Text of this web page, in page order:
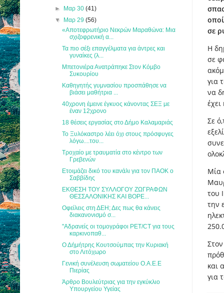
σε
Η
σε
για
να
Σε
Μία
του
την
και
για
► Μαρ 30 (41)
▼ Μαρ 29 (56)
«Αποτεφρωτήριο Νεκρών Μαραθώνα: Μια
σχιζοφρενική α...
Τα πιο σέξι επαγγέλματα για άντρες και
γυναίκες (λ...
Μπετονιέρα Ανατράπηκε Στον Κόμβο
Συκουρίου
Καθηγητής γυμνασίου προσπάθησε να
βιάσει μαθήτρια ...
40χρονη έμεινε έγκυος κάνοντας ΣEΞ με
έναν 12χρονο
18 θέσεις εργασίας στο Δήμο Καλαμαριάς
Το Ξυλόκαστρο λέει όχι στους πρόσφυγες
λόγω....του...
Τροχαίο με τραυματία στο κέντρο των
Γρεβενών
Ετοιμάζει δικό του κανάλι για τον ΠΑΟΚ ο
Σαββίδης
ΕΚΘΕΣΗ ΤΟΥ ΣΥΛΛΟΓΟΥ ΖΩΓΡΑΦΩΝ
ΘΕΣΣΑΛΟΝΙΚΗΣ ΚΑΙ ΒΟΡΕ...
Οφείλεις στη ΔΕΗ; Δες πως θα κάνεις
διακανονισμό σ...
"Αδρανείς οι τομογράφοι PET/CT για τους
καρκινοπαθ...
Ο Δήμήτρης Κουτσούμπας την Κυριακή
στο Λιτόχωρο
Γενική συνέλευση σωματείου Ο.Α.Ε.Ε
Πιερίας
Άρθρο Βουλεύτριας για την εγκύκλιο
Υπουργείου Υγείας